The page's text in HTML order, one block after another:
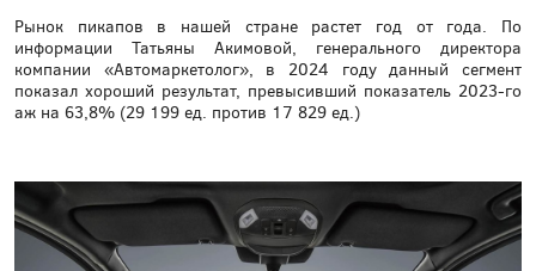
Рынок пикапов в нашей стране растет год от года. По
информации Татьяны Акимовой, генерального директора
компании «Автомаркетолог», в 2024 году данный сегмент
показал хороший результат, превысивший показатель 2023-го
аж на 63,8% (29 199 ед. против 17 829 ед.)